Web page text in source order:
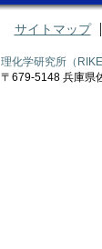
サイトマップ
理化学研究所（
〒679-5148 兵庫県